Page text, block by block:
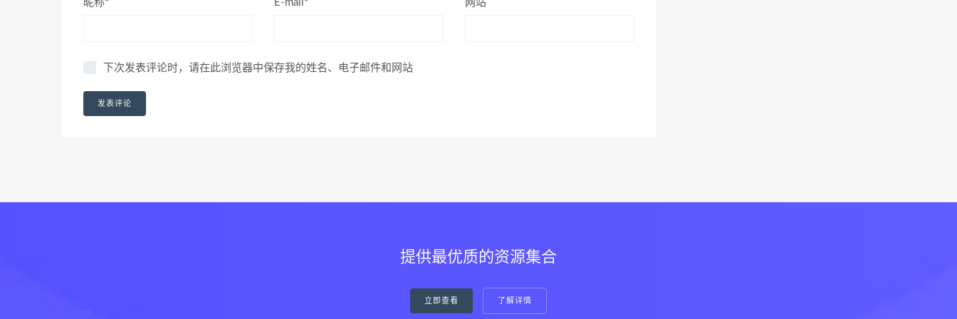
昵称* E-mail* 网站
下次发表评论时，请在此浏览器中保存我的姓名、电子邮件和网站
提供最优质的资源集合
立即查看 了解详情